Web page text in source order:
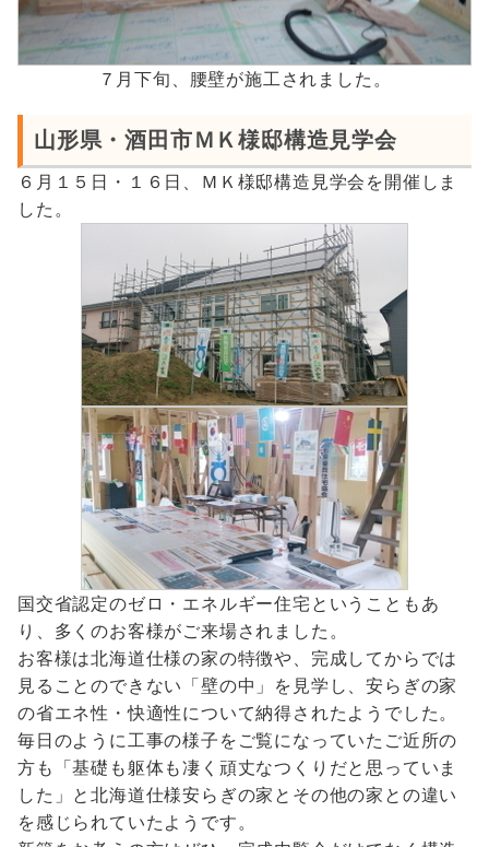
７月下旬、腰壁が施工されました。
山形県・酒田市ＭＫ様邸構造見学会
６月１５日・１６日、ＭＫ様邸構造見学会を開催しま
した。
国交省認定のゼロ・エネルギー住宅ということもあ
り、多くのお客様がご来場されました。
お客様は北海道仕様の家の特徴や、完成してからでは
見ることのできない「壁の中」を見学し、安らぎの家
の省エネ性・快適性について納得されたようでした。
毎日のように工事の様子をご覧になっていたご近所の
方も「基礎も躯体も凄く頑丈なつくりだと思っていま
した」と北海道仕様安らぎの家とその他の家との違い
を感じられていたようです。